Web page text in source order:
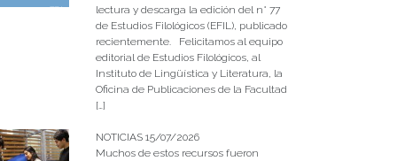
lectura y descarga la edición del n° 77
de Estudios Filológicos (EFIL), publicado
recientemente. Felicitamos al equipo
editorial de Estudios Filológicos, al
Instituto de Lingüística y Literatura, la
Oficina de Publicaciones de la Facultad
[…]
NOTICIAS 15/07/2026
Muchos de estos recursos fueron